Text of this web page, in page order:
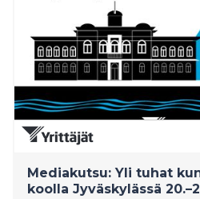
Mediakutsu: Yli tuhat
koolla Jyväskylässä